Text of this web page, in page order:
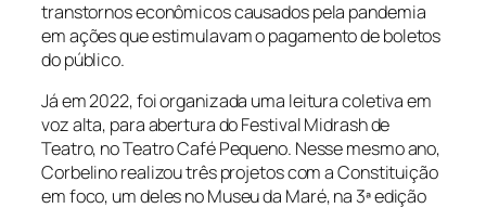
transtornos econômicos causados pela pandemia
em ações que estimulavam o pagamento de boletos
do público.
Já em 2022, foi organizada uma leitura coletiva em
voz alta, para abertura do Festival Midrash de
Teatro, no Teatro Café Pequeno. Nesse mesmo ano,
Corbelino realizou três projetos com a Constituição
em foco, um deles no Museu da Maré, na 3ª edição